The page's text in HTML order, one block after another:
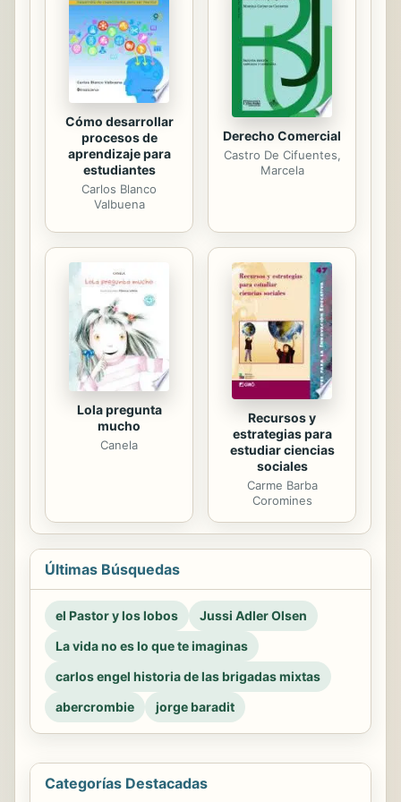
literary works produced during the
19th century and has hampered the
investigation and research of new
generations of readers. Therefore,
this Bibliography of...
Cómo desarrollar
procesos de
aprendizaje para
estudiantes
Carlos Blanco
Valbuena
Derecho Comercial
Castro De Cifuentes,
Marcela
Lola pregunta
mucho
Canela
Recursos y
estrategias para
estudiar ciencias
sociales
Carme Barba
Coromines
Últimas Búsquedas
el Pastor y los lobos
Jussi Adler Olsen
La vida no es lo que te imaginas
carlos engel historia de las brigadas mixtas
abercrombie
jorge baradit
Categorías Destacadas